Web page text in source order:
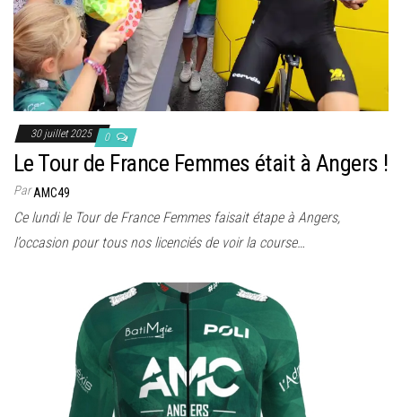
30 juillet 2025 0
Le Tour de France Femmes était à Angers !
ParAMC49
Ce lundi le Tour de France Femmes faisait étape à Angers,
l’occasion pour tous nos licenciés de voir la course…